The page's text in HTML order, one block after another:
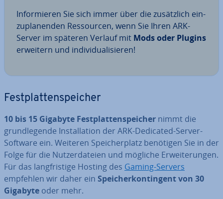
In­for­mie­ren Sie sich immer über die zu­sätz­lich ein­
zu­pla­nen­den Res­sour­cen, wenn Sie Ihren ARK-
Server im späteren Verlauf mit Mods oder Plugins
erweitern und in­di­vi­dua­li­sie­ren!
Fest­plat­ten­spei­cher
10 bis 15 Gigabyte Fest­plat­ten­spei­cher nimmt die
grund­le­gen­de In­stal­la­ti­on der ARK-Dedicated-Server-
Software ein. Weiteren Spei­cher­platz benötigen Sie in der
Folge für die Nut­zer­da­tei­en und mögliche Er­wei­te­run­gen.
Für das lang­fris­ti­ge Hosting des Gaming-Servers
empfehlen wir daher ein Spei­cher­kon­tin­gent von 30
Gigabyte oder mehr.